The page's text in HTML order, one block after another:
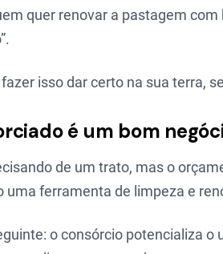
quer renovar a pastagem
isso dar certo na sua terra,
é um bom
de um trato, mas o
uma ferramenta de limpeza e
o consórcio potencializa o